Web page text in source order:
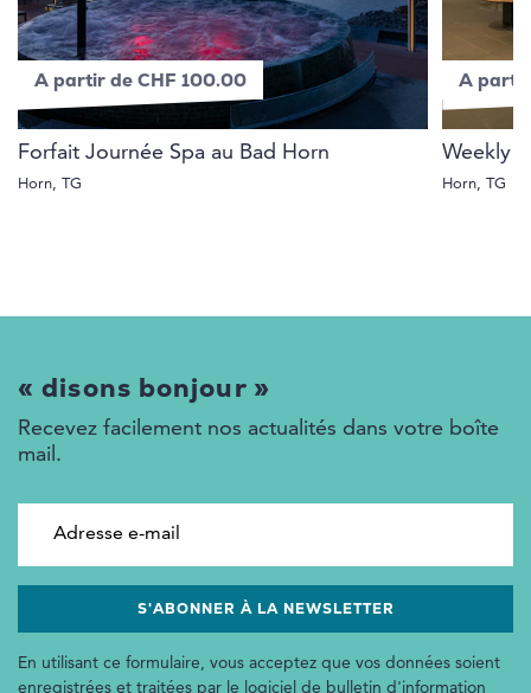
A partir de CHF 100.00
Forfait Journée Spa au Bad Horn
Horn, TG
A partir
Weekly
Horn, TG
« disons bonjour »
Recevez facilement nos actualités dans votre boîte
mail.
En utilisant ce formulaire, vous acceptez que vos données soient
enregistrées et traitées par le logiciel de bulletin d'information